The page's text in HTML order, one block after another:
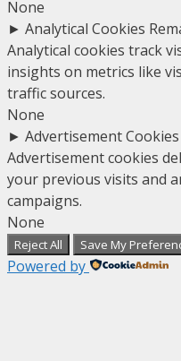
None
► Analytical Cookies
Analytical cookies track
insights on metrics like
traffic sources.
None
► Advertisement Cookies
Advertisement cookies
your previous visits and
campaigns.
None
Reject All Save My
Powered by